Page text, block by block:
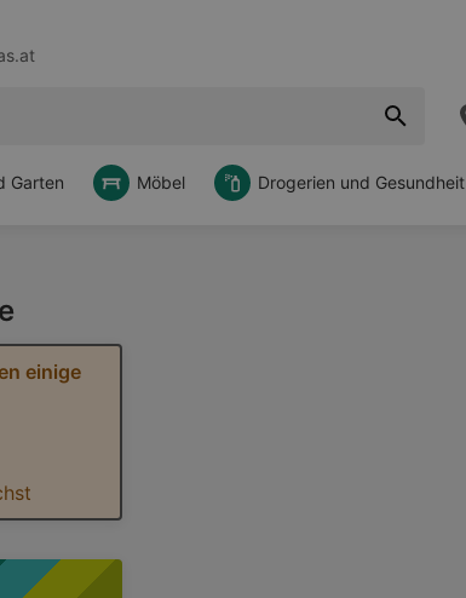
Garten Möbel Drogerien und Gesundheit
einige